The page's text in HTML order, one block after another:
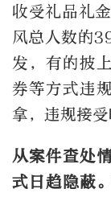
收受礼品礼
风总人数的
发，有的披
券等方式违
拿，违规接
从案件查处
式日趋隐蔽。